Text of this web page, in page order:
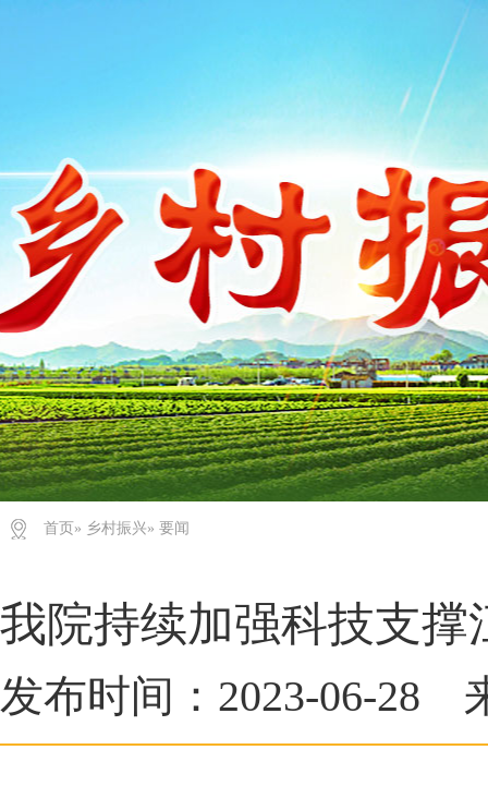
首页 » 乡村振兴» 要闻
我院持续加强科技支
发布时间：2023-06-28